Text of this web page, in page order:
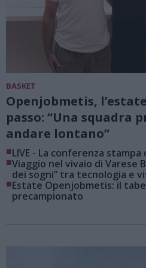
BASKET
Openjobmetis,
passo: “Una squadra
andare lontano”
■LIVE - La conferenza
■Viaggio nel vivaio di Varese
dei sogni” tra tecnologia e
■Estate Openjobmetis: il
precampionato